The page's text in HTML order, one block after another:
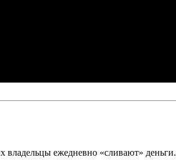
владельцы ежедневно «сливают» деньги.